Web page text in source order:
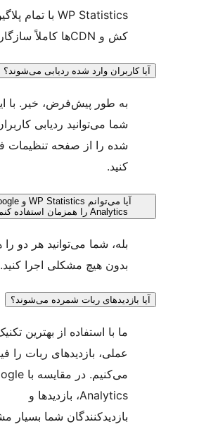
WP Statistics با تمام پلاگین‌های
وارد شده ردیابی می‌شوند؟
به طور پیش‌فرض، خیر. با این حال،
شما می‌توانید ردیابی کاربران وارد
شده را از صفحه تنظیمات فعال
آیا می‌توانم WP Statistics و Google
بله، شما می‌توانید هر دو را همزمان
بدون هیچ مشکلی اجرا کنید.
ربات شمرده می‌شوند؟
ما با استفاده از بهترین تکنیک‌های
عملی، بازدیدهای ربات را فیلتر
می‌کنیم. در مقایسه با Google
Analytics، بازدیدها و
بازدیدکنندگان شما بسیار مشابه